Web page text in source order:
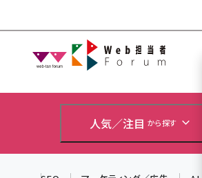
Web担
人気／注目 から探す